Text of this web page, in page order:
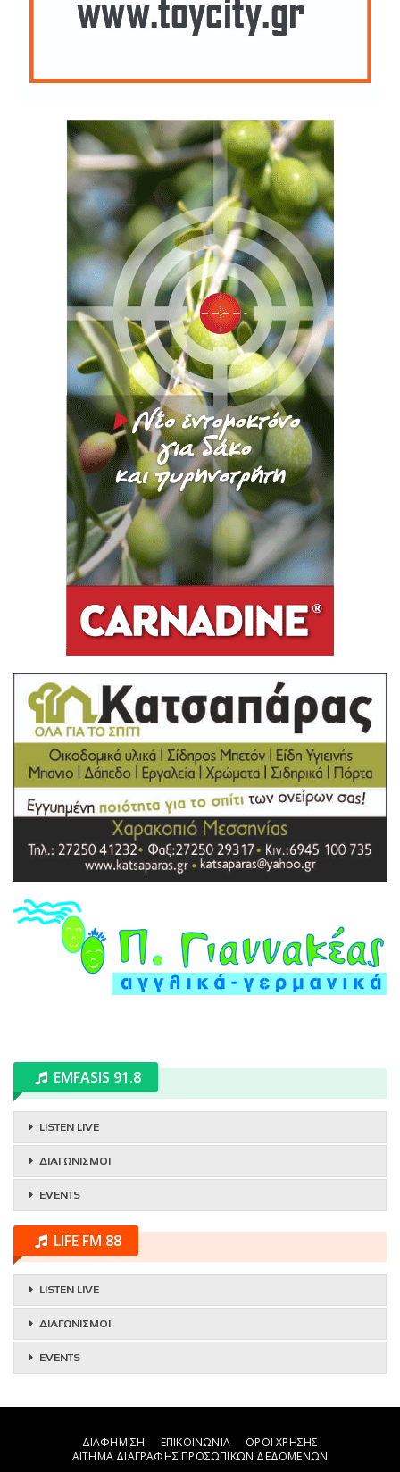
EMFASIS 91.8
LISTEN LIVE
ΔΙΑΓΩΝΙΣΜΟΙ
EVENTS
LIFE FM 88
LISTEN LIVE
ΔΙΑΓΩΝΙΣΜΟΙ
EVENTS
ΔΙΑΦΗΜΙΣΗ ΕΠΙΚΟΙΝΩΝΙΑ
ΟΡΟΙ ΧΡΗΣΗΣ
ΑΙΤΗΜΑ ΔΙΑΓΡΑΦΗΣ ΠΡΟΣΩΠΙΚΩΝ ΔΕΔΟΜΕΝΩΝ